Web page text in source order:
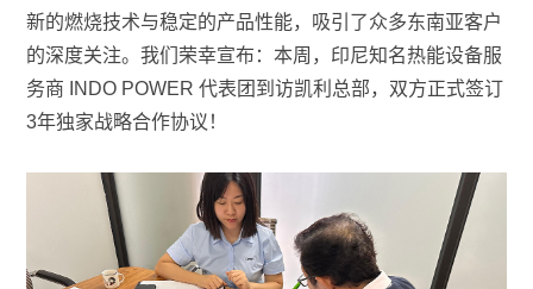
新的燃烧技术与稳定的产品性能，吸引了众多东南亚客户
的深度关注。我们荣幸宣布：本周，印尼知名热能设备服
务商 INDO POWER 代表团到访凯利总部，双方正式签订
3年独家战略合作协议！